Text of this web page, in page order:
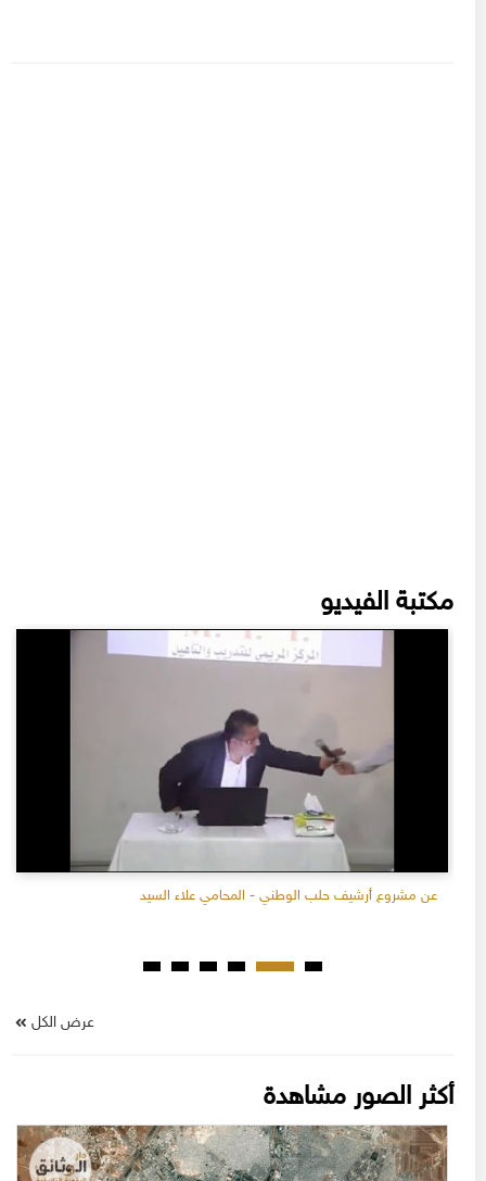
مكتبة الفيديو
عن مشروع أرشيف حلب الوطني - المحامي علاء السيد
عرض الكل
أكثر الصور مشاهدة